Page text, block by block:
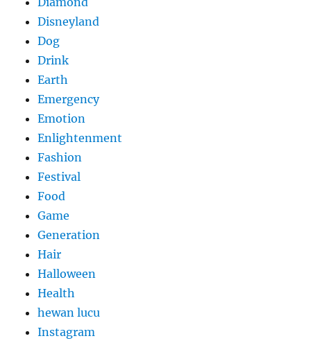
Disneyland
Dog
Drink
Earth
Emergency
Emotion
Enlightenment
Fashion
Festival
Food
Game
Generation
Hair
Halloween
Health
hewan lucu
Instagram